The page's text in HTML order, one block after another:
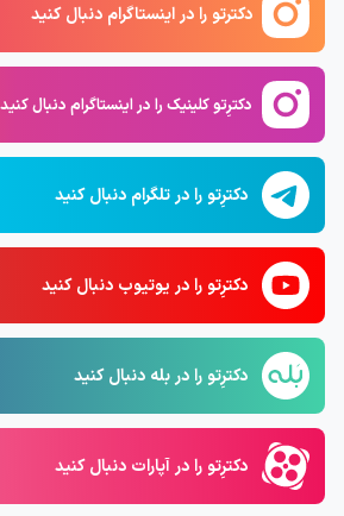
دکترتو را در اینستاگرام دنبال کنید
دکترِتو کلینیک را در اینستاگرام دنبال کنید
دکترِتو را در تلگرام دنبال کنید
دکترِتو را در یوتیوب دنبال کنید
دکترِتو را در بله دنبال کنید
دکترِتو را در آپارات دنبال کنید